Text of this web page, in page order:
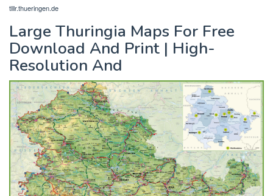
tlllr.thueringen.de
Large Thuringia Maps For Free
Download And Print | High-
Resolution And